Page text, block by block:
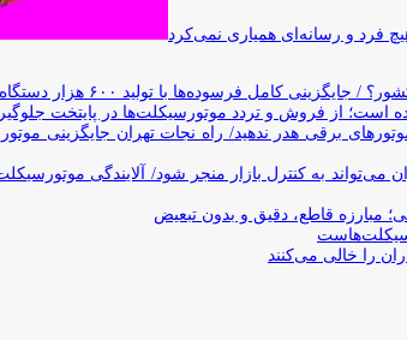
فرد و رسانه‌ای همیاری نمی‌کرد
تولید ۶۰۰ هزار دستگاه در سال حدود ۱۹ سال طول می‌کشد
از فروش و تردد موتورسیکلت‌ها در پایتخت
برقی هدر ندهید/ راه نجات تهران جایگزینی
به کنترل بازار منجر شود/ آلایندگی
مبارزه قاطع، دقیق و بدون تبعیض
را خالی می‌کنند